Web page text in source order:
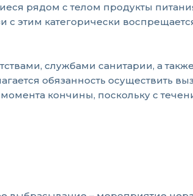
рядом с телом продукты
этим категорически
службами санитарии, а
обязанность осуществить
кончины, поскольку с